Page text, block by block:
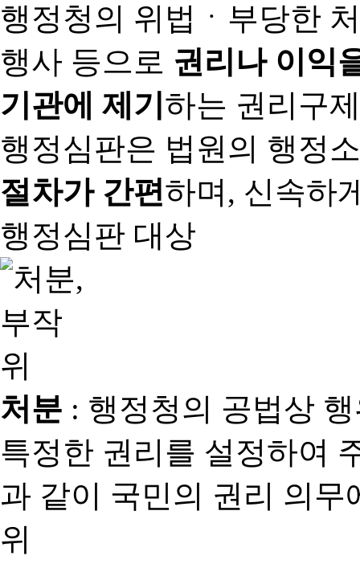
행정청의 위법ㆍ부당한
행사 등으로 권리나 이익
기관에 제기하는 권리구
행정심판은 법원의 행정
절차가 간편하며, 신속하
행정심판 대상
처분 : 행정청의 공법상
특정한 권리를 설정하여
과 같이 국민의 권리 의
위